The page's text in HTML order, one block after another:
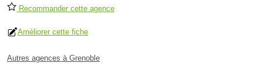
Recommander cette agence
Améliorer cette fiche
Autres agences à Grenoble